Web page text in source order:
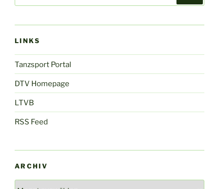
LINKS
Tanzsport Portal
DTV Homepage
LTVB
RSS Feed
ARCHIV